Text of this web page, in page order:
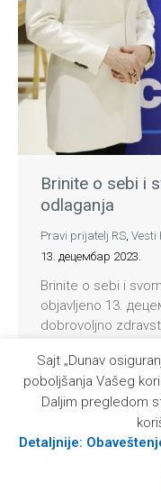
Brinite o sebi i
odlaganja
Pravi prijatelj RS Vesti
13. децембар 2023.
Brinite o sebi i
objavljeno 13.
dobrovoljno
Udruženja „Žena
Beogradu je
to mogu“, na kojoj
dobrobit zdravlja
© 2026
Sajt „Dunav
poboljšanja Vašeg
Daljim pregledom
Detaljnije: